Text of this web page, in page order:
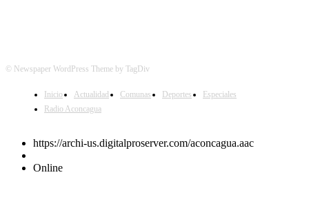
© Newspaper WordPress Theme by TagDiv
Inicio Actualidad Comunas Deportes
Especiales
Radio Aconcagua
https://archi-us.digitalproserver.com/aconcagua.aac
Online